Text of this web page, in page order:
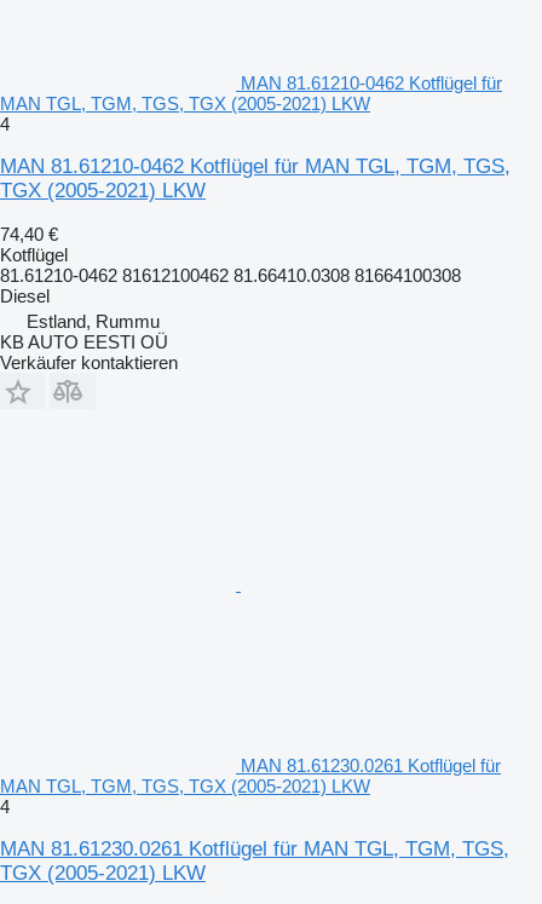
MAN 81.61210-0462 Kotflügel für
MAN TGL, TGM, TGS, TGX (2005-2021) LKW
4
MAN 81.61210-0462 Kotflügel für MAN TGL, TGM, TGS,
TGX (2005-2021) LKW
74,40 €
Kotflügel
81.61210-0462 81612100462 81.66410.0308 81664100308
Diesel
Estland, Rummu
KB AUTO EESTI OÜ
Verkäufer kontaktieren
MAN 81.61230.0261 Kotflügel für
MAN TGL, TGM, TGS, TGX (2005-2021) LKW
4
MAN 81.61230.0261 Kotflügel für MAN TGL, TGM, TGS,
TGX (2005-2021) LKW